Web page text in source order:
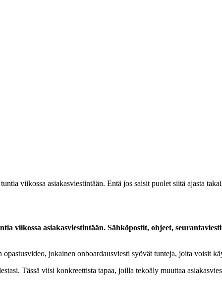
viikossa asiakasviestintään. Entä jos saisit puolet siitä ajasta
viikossa asiakasviestintään. Sähköpostit, ohjeet,
jokainen onboardausviesti syövät tunteja, joita voisit
Tässä viisi konkreettista tapaa, joilla tekoäly muuttaa